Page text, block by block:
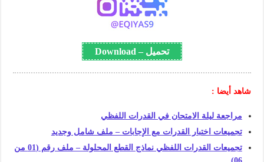
تحميل – Download
شاهد أيضا :
مراجعة ليلة الامتحان في القدرات اللفظي
تجميعات اختبار القدرات مع الإجابات – ملف شامل وجديد
تجميعات القدرات اللفظي نماذج القطع المحلولة – ملف رقم (01 من